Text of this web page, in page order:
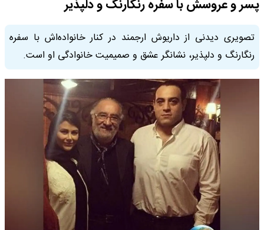
پسر و عروسش با سفره رنگارنگ و دلپذیر
تصویری دیدنی از داریوش ارجمند در کنار خانواده‌اش با سفره
رنگارنگ و دلپذیر، نشانگر عشق و صمیمیت خانوادگی او است.